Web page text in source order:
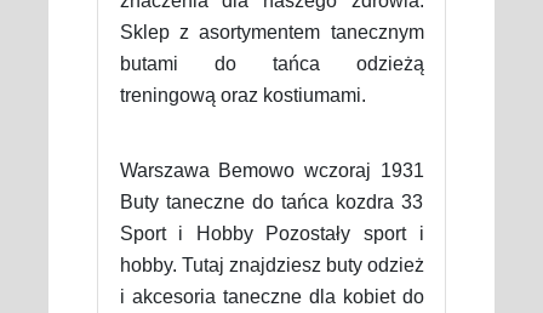
Sklep z asortymentem tanecznym
butami do tańca odzieżą
treningową oraz kostiumami.
Warszawa Bemowo wczoraj 1931
Buty taneczne do tańca kozdra 33
Sport i Hobby Pozostały sport i
hobby. Tutaj znajdziesz buty odzież
i akcesoria taneczne dla kobiet do